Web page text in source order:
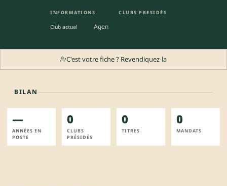
INFORMATIONS
Club actuel Agen
CLUBS PRESIDÉS
C'est votre fiche ? Revendiquez-la
BILAN
—
ANNÉES EN
POSTE
0
CLUBS
PRÉSIDÉS
0
TITRES
0
MANDATS